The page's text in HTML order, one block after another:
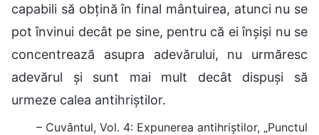
capabili să obțină în final mântuirea, atunci nu se
pot învinui decât pe sine, pentru că ei înșiși nu se
concentrează asupra adevărului, nu urmăresc
adevărul și sunt mai mult decât dispuși să
urmeze calea antihriștilor.
– Cuvântul, Vol. 4: Expunerea antihriștilor, „Punctul